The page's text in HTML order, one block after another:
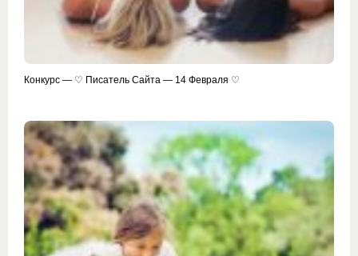
Конкурс — ♡ Писатель Сайта — 14 Февраля ♡